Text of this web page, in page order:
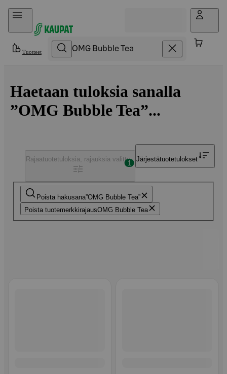
Hyppää sisältöön
Tuotteet
Haetaan tuloksia sanalla
”OMG Bubble Tea”...
Poista hakusana OMG Bubble Tea
Poista tuotemerkkirajausOMG Bubble Tea
Rajaatuotetuloksia, rajauksia valittu
1
Järjestätuotetulokset